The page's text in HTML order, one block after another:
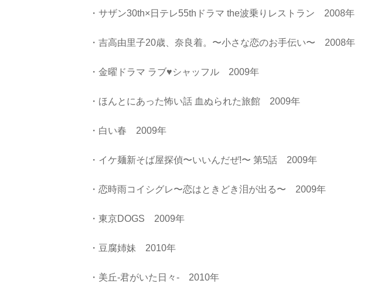
・サザン30th×日テレ55thドラマ the波乗りレストラン 2008年
・吉高由里子20歳、奈良着。〜小さな恋のお手伝い〜 2008年
・金曜ドラマ ラブ♥シャッフル 2009年
・ほんとにあった怖い話 血ぬられた旅館 2009年
・白い春 2009年
・イケ麺新そば屋探偵〜いいんだぜ!〜 第5話 2009年
・恋時雨コイシグレ〜恋はときどき泪が出る〜 2009年
・東京DOGS 2009年
・豆腐姉妹 2010年
・美丘-君がいた日々- 2010年